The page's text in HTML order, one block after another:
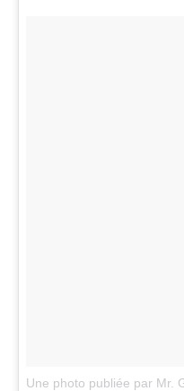
Une photo publiée par Mr.